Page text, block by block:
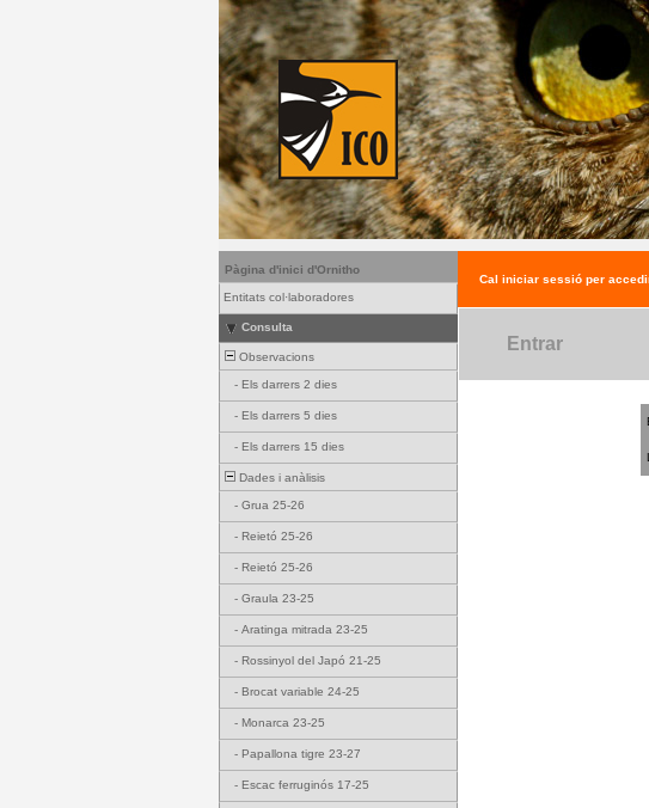
Pàgina d'inici d'Ornitho
Entitats col·laboradores
Consulta
Observacions
- Els darrers 2 dies
- Els darrers 5 dies
- Els darrers 15 dies
Dades i anàlisis
- Grua 25-26
- Reietó 25-26
- Reietó 25-26
- Graula 23-25
- Aratinga mitrada 23-25
- Rossinyol del Japó 21-25
- Brocat variable 24-25
- Monarca 23-25
- Papallona tigre 23-27
- Escac ferruginós 17-25
Cal iniciar sessió per
Entrar